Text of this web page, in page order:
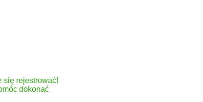
się rejestrować!
dokonać